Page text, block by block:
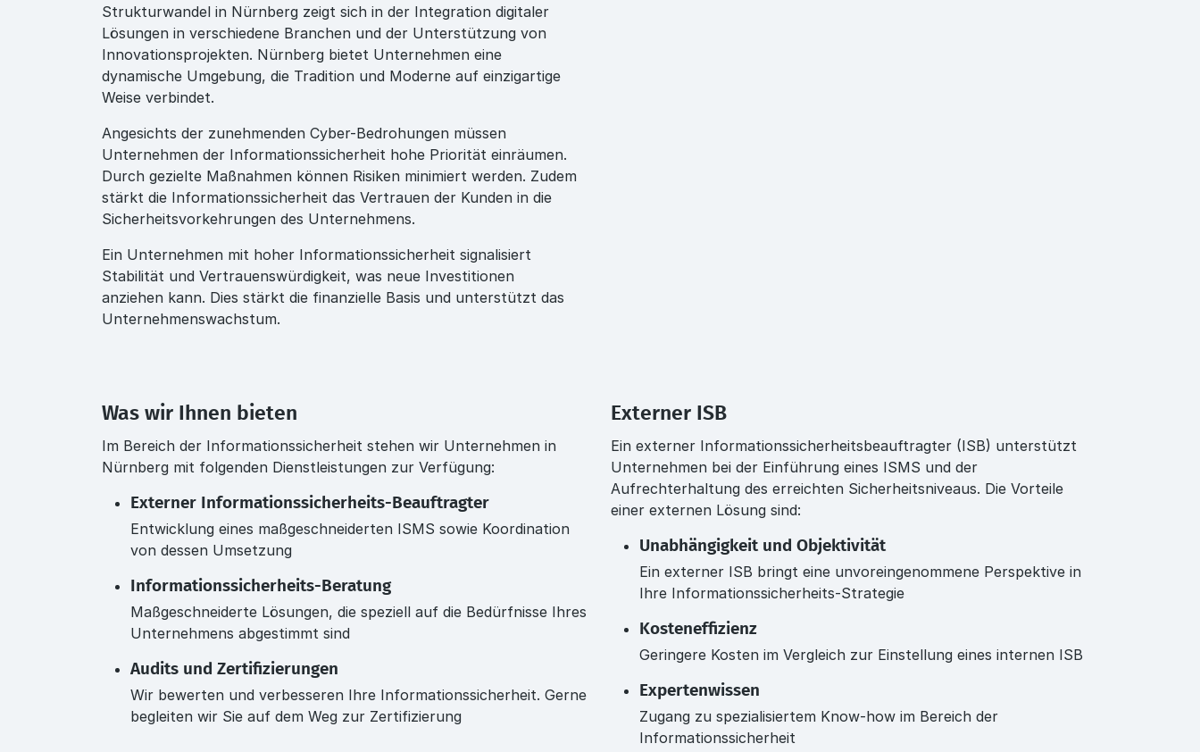
Strukturwandel in Nürnberg zeigt sich in der Integration digitaler
Lösungen in verschiedene Branchen und der Unterstützung von
Innovationsprojekten. Nürnberg bietet Unternehmen eine
dynamische Umgebung, die Tradition und Moderne auf einzigartige
Weise verbindet.
Angesichts der zunehmenden Cyber-Bedrohungen müssen
Unternehmen der Informationssicherheit hohe Priorität einräumen.
Durch gezielte Maßnahmen können Risiken minimiert werden. Zudem
stärkt die Informationssicherheit das Vertrauen der Kunden in die
Sicherheitsvorkehrungen des Unternehmens.
Ein Unternehmen mit hoher Informationssicherheit signalisiert
Stabilität und Vertrauenswürdigkeit, was neue Investitionen
anziehen kann. Dies stärkt die finanzielle Basis und unterstützt das
Unternehmenswachstum.
Was wir Ihnen bieten
Im Bereich der Informationssicherheit stehen wir Unternehmen in
Nürnberg mit folgenden Dienstleistungen zur Verfügung:
Externer Informationssicherheits-Beauftragter
Entwicklung eines maßgeschneiderten ISMS sowie Koordination
von dessen Umsetzung
Informationssicherheits-Beratung
Maßgeschneiderte Lösungen, die speziell auf die Bedürfnisse Ihres
Unternehmens abgestimmt sind
Audits und Zertifizierungen
Wir bewerten und verbesseren Ihre Informationssicherheit. Gerne
begleiten wir Sie auf dem Weg zur Zertifizierung
Externer ISB
Ein externer Informationssicherheitsbeauftragter (ISB) unterstützt
Unternehmen bei der Einführung eines ISMS und der
Aufrechterhaltung des erreichten Sicherheitsniveaus. Die Vorteile
einer externen Lösung sind:
Unabhängigkeit und Objektivität
Ein externer ISB bringt eine unvoreingenommene Perspektive in
Ihre Informationssicherheits-Strategie
Kosteneffizienz
Geringere Kosten im Vergleich zur Einstellung eines internen ISB
Expertenwissen
Zugang zu spezialisiertem Know-how im Bereich der
Informationssicherheit